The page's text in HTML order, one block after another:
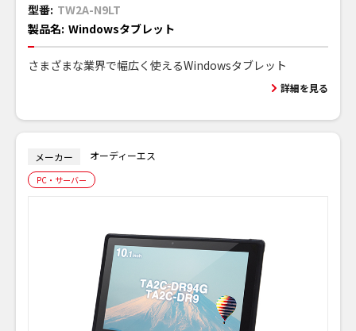
型番: TW2A-N9LT
製品名: Windowsタブレット
さまざまな業界で幅広く使えるWindowsタブレット
詳細を見る
メーカー オーディーエス
PC・サーバー